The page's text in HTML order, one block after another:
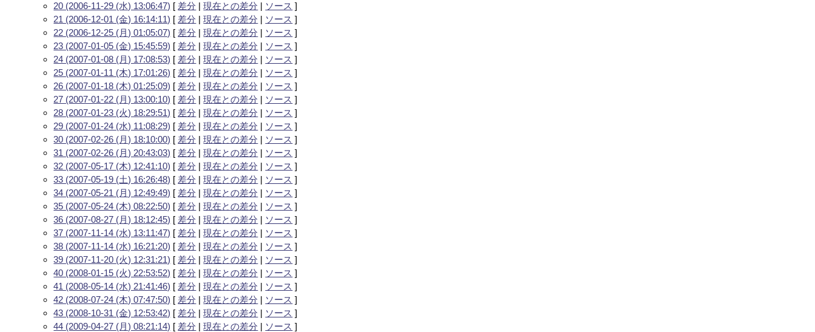
20 (2006-11-29 (水) 13:06:47) [ 差分 |現在との差分 | ソース ]
21 (2006-12-01 (金) 16:14:11) [ 差分 |現在との差分 | ソース ]
22 (2006-12-25 (月) 01:05:07) [ 差分 |現在との差分 | ソース ]
23 (2007-01-05 (金) 15:45:59) [ 差分 |現在との差分 | ソース ]
24 (2007-01-08 (月) 17:08:53) [ 差分 |現在との差分 | ソース ]
25 (2007-01-11 (木) 17:01:26) [ 差分 |現在との差分 | ソース ]
26 (2007-01-18 (木) 01:25:09) [ 差分 |現在との差分 | ソース ]
27 (2007-01-22 (月) 13:00:10) [ 差分 |現在との差分 | ソース ]
28 (2007-01-23 (火) 18:29:51) [ 差分 |現在との差分 | ソース ]
29 (2007-01-24 (水) 11:08:29) [ 差分 |現在との差分 | ソース ]
30 (2007-02-26 (月) 18:10:00) [ 差分 |現在との差分 | ソース ]
31 (2007-02-26 (月) 20:43:03) [ 差分 |現在との差分 | ソース ]
32 (2007-05-17 (木) 12:41:10) [ 差分 |現在との差分 | ソース ]
33 (2007-05-19 (土) 16:26:48) [ 差分 |現在との差分 | ソース ]
34 (2007-05-21 (月) 12:49:49) [ 差分 |現在との差分 | ソース ]
35 (2007-05-24 (木) 08:22:50) [ 差分 |現在との差分 | ソース ]
36 (2007-08-27 (月) 18:12:45) [ 差分 |現在との差分 | ソース ]
37 (2007-11-14 (水) 13:11:47) [ 差分 |現在との差分 | ソース ]
38 (2007-11-14 (水) 16:21:20) [ 差分 |現在との差分 | ソース ]
39 (2007-11-20 (火) 12:31:21) [ 差分 |現在との差分 | ソース ]
40 (2008-01-15 (火) 22:53:52) [ 差分 |現在との差分 | ソース ]
41 (2008-05-14 (水) 21:41:46) [ 差分 |現在との差分 | ソース ]
42 (2008-07-24 (木) 07:47:50) [ 差分 |現在との差分 | ソース ]
43 (2008-10-31 (金) 12:53:42) [ 差分 |現在との差分 | ソース ]
44 (2009-04-27 (月) 08:21:14) [ 差分 |現在との差分 | ソース ]